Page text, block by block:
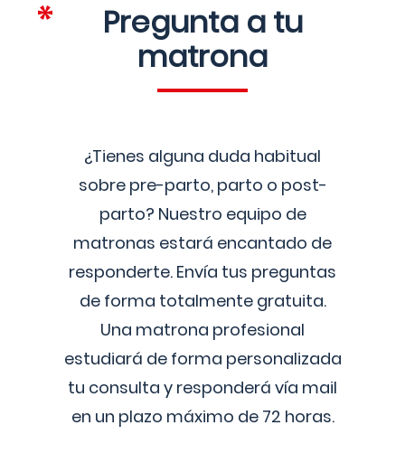
Pregunta a tu
matrona
¿Tienes alguna duda habitual
sobre pre-parto, parto o post-
parto? Nuestro equipo de
matronas estará encantado de
responderte. Envía tus preguntas
de forma totalmente gratuita.
Una matrona profesional
estudiará de forma personalizada
tu consulta y responderá vía mail
en un plazo máximo de 72 horas.